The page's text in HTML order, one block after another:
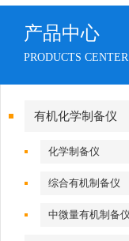
产品中心
PRODUCTS CENTER
有机化学制备仪
化学制备仪
综合有机制备仪
中微量有机制备仪